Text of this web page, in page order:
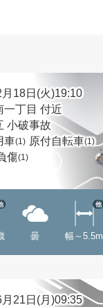
18日(火)19:10
一丁目 付近
小破事故
車(1) 原付自転車(1)
傷(1)
曇 幅～5.5m
他
21日(月)09:35